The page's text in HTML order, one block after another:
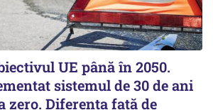
UE până în 2050.
sistemul de 30 de ani
zero. Diferenţa faţă de